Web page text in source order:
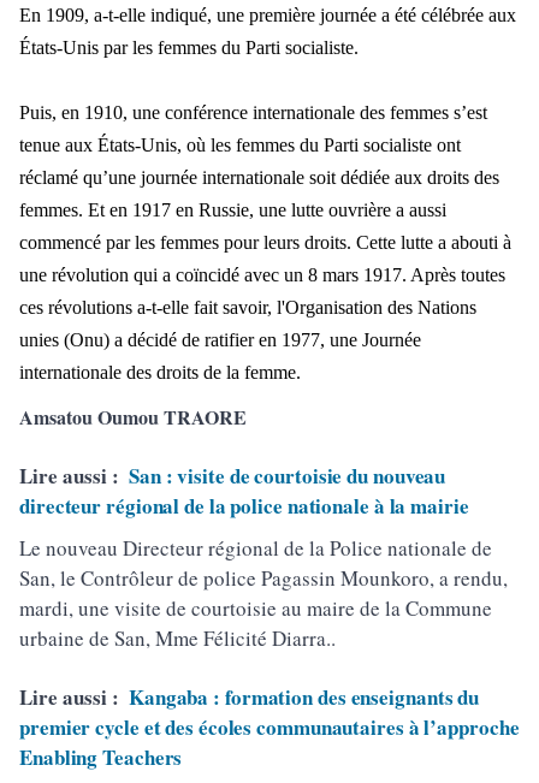
En 1909, a-t-elle indiqué, une première journée a été célébrée aux
États-Unis par les femmes du Parti socialiste.
Puis, en 1910, une conférence internationale des femmes s’est
tenue aux États-Unis, où les femmes du Parti socialiste ont
réclamé qu’une journée internationale soit dédiée aux droits des
femmes. Et en 1917 en Russie, une lutte ouvrière a aussi
commencé par les femmes pour leurs droits. Cette lutte a abouti à
une révolution qui a coïncidé avec un 8 mars 1917. Après toutes
ces révolutions a-t-elle fait savoir, l'Organisation des Nations
unies (Onu) a décidé de ratifier en 1977, une Journée
internationale des droits de la femme.
Amsatou Oumou TRAORE
Lire aussi : San : visite de courtoisie du nouveau
directeur régional de la police nationale à la mairie
Le nouveau Directeur régional de la Police nationale de
San, le Contrôleur de police Pagassin Mounkoro, a rendu,
mardi, une visite de courtoisie au maire de la Commune
urbaine de San, Mme Félicité Diarra..
Lire aussi : Kangaba : formation des enseignants du
premier cycle et des écoles communautaires à l’approche
Enabling Teachers